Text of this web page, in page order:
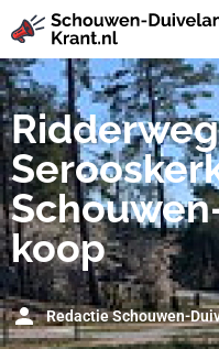
koop
Redactie Schouwen-